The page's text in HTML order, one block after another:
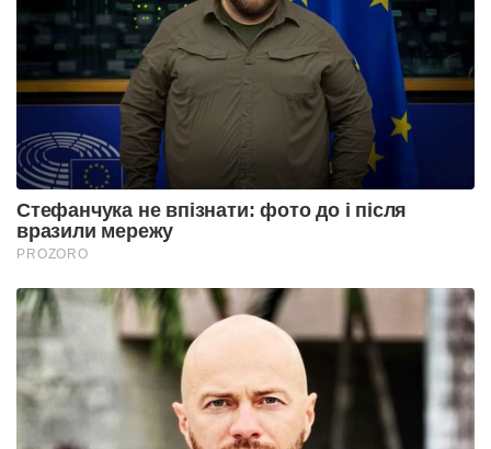
Стефанчука не впізнати: фото до і після
вразили мережу
PROZORO